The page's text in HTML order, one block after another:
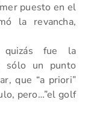
puesto en el
la revancha,
quizás fue la
sólo un punto
que “a priori”
pero…”el golf